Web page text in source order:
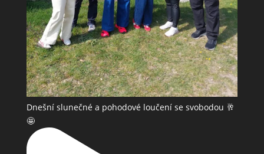
Dnešní slunečné a pohodové loučení se svobodou 🥂
🤩